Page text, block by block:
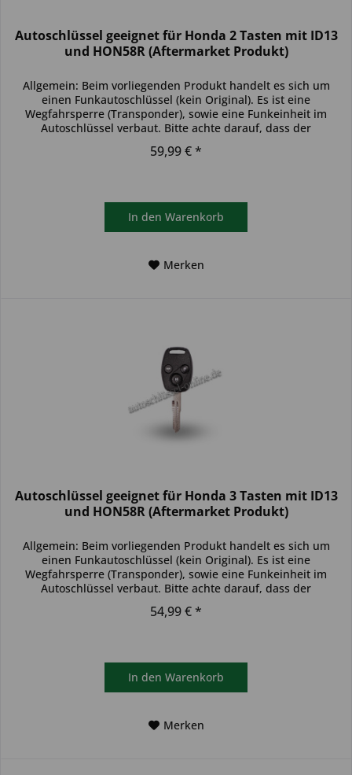
Autoschlüssel geeignet für Honda 2 Tasten mit ID13
und HON58R (Aftermarket Produkt)
Allgemein: Beim vorliegenden Produkt handelt es sich um
einen Funkautoschlüssel (kein Original). Es ist eine
Wegfahrsperre (Transponder), sowie eine Funkeinheit im
Autoschlüssel verbaut. Bitte achte darauf, dass der
59,99 € *
In den Warenkorb
Merken
Autoschlüssel geeignet für Honda 3 Tasten mit ID13
und HON58R (Aftermarket Produkt)
Allgemein: Beim vorliegenden Produkt handelt es sich um
einen Funkautoschlüssel (kein Original). Es ist eine
Wegfahrsperre (Transponder), sowie eine Funkeinheit im
Autoschlüssel verbaut. Bitte achte darauf, dass der
54,99 € *
In den Warenkorb
Merken